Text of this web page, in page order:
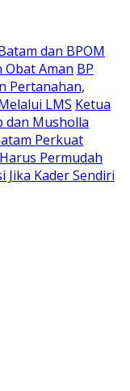
dan BPOM
Obat Aman BP
Pertanahan,
LMS Ketua
dan Musholla
Perkuat
Permudah
Jika Kader Sendiri